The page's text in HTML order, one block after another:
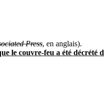
Press, en anglais).
le couvre-feu a été décrété